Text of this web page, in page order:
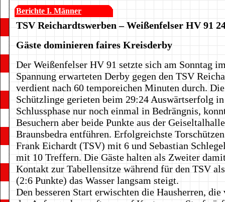
Berichte I. Männer
TSV Reichardtswerben – Weißenfelser HV 91
Gäste dominieren faires Kreisderby
Der Weißenfelser HV 91 setzte sich am Sonntag
Spannung erwarteten Derby gegen den TSV
verdient nach 60 temporeichen Minuten durch.
Schützlinge gerieten beim 29:24 Auswärtserfolg
Schlussphase nur noch einmal in Bedrängnis,
Besuchern aber beide Punkte aus der
Braunsbedra entführen. Erfolgreichste
Frank Eichardt (TSV) mit 6 und Sebastian
mit 10 Treffern. Die Gäste halten als Zweiter
Kontakt zur Tabellensitze während für den TSV
(2:6 Punkte) das Wasser langsam steigt.
Den besseren Start erwischten die Hausherren,